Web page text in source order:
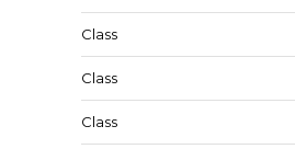
Class
Class
Class